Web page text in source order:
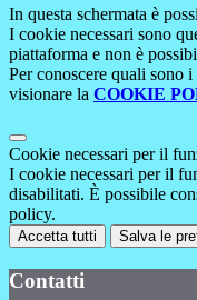
In questa schermata è
I cookie necessari sono
piattaforma e non è
Per conoscere quali sono
visionare la COOKIE
Cookie necessari per il
I cookie necessari per il
disabilitati. È possibile
policy.
Accetta tutti Salva le
Contatti